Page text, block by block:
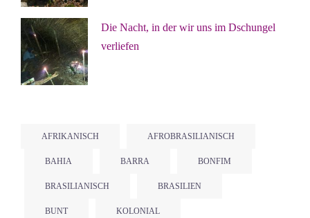
Die Nacht, in der wir uns im Dschungel
verliefen
AFRIKANISCH AFROBRASILIANISCH
BAHIA BARRA BONFIM
BRASILIANISCH BRASILIEN
BUNT KOLONIAL